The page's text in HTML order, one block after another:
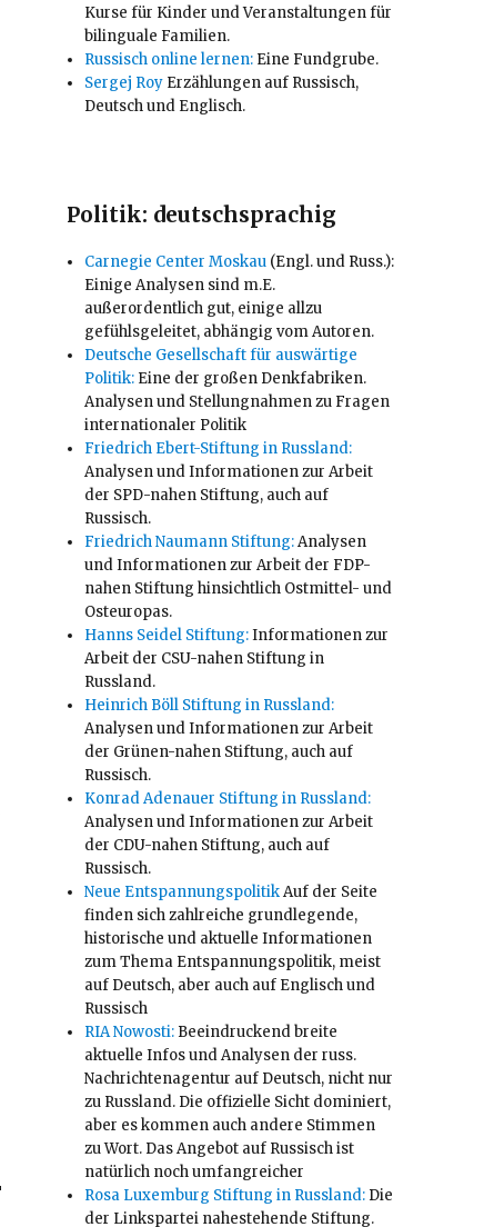
Kurse für Kinder und Veranstaltungen für
bilinguale Familien.
Russisch online lernen: Eine Fundgrube.
Sergej Roy Erzählungen auf Russisch,
Deutsch und Englisch.
Politik: deutschsprachig
Carnegie Center Moskau (Engl. und Russ.):
Einige Analysen sind m.E.
außerordentlich gut, einige allzu
gefühlsgeleitet, abhängig vom Autoren.
Deutsche Gesellschaft für auswärtige
Politik: Eine der großen Denkfabriken.
Analysen und Stellungnahmen zu Fragen
internationaler Politik
Friedrich Ebert-Stiftung in Russland:
Analysen und Informationen zur Arbeit
der SPD-nahen Stiftung, auch auf
Russisch.
Friedrich Naumann Stiftung:Analysen
und Informationen zur Arbeit der FDP-
nahen Stiftung hinsichtlich Ostmittel- und
Osteuropas.
Hanns Seidel Stiftung:Informationen zur
Arbeit der CSU-nahen Stiftung in
Russland.
Heinrich Böll Stiftung in Russland:
Analysen und Informationen zur Arbeit
der Grünen-nahen Stiftung, auch auf
Russisch.
Konrad Adenauer Stiftung in Russland:
Analysen und Informationen zur Arbeit
der CDU-nahen Stiftung, auch auf
Russisch.
Neue EntspannungspolitikAuf der Seite
finden sich zahlreiche grundlegende,
historische und aktuelle Informationen
zum Thema Entspannungspolitik, meist
auf Deutsch, aber auch auf Englisch und
Russisch
RIA Nowosti: Beeindruckend breite
aktuelle Infos und Analysen der russ.
Nachrichtenagentur auf Deutsch, nicht nur
zu Russland. Die offizielle Sicht dominiert,
aber es kommen auch andere Stimmen
zu Wort. Das Angebot auf Russisch ist
natürlich noch umfangreicher
Rosa Luxemburg Stiftung in Russland: Die
der Linkspartei nahestehende Stiftung.